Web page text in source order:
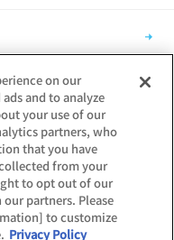
on our
and to analyze
your use of our
partners, who
that you have
from your
to opt out of our
partners. Please
to customize
Privacy Policy